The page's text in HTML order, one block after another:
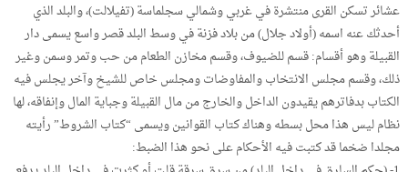
عشائر تسكن القرى منتشرة في غربي وشمالي سجلماسة (تفيلالت)، والبلد الذي
أحدثك عنه اسمه (أولاد جلال) من بلاد فزنة في وسط البلد قصر واسع يسمى دار
القبيلة وهو أقسام: قسم للضيوف، وقسم مخازن الطعام من حب وتمر وسمن وغير
ذلك، وقسم مجلس الانتخاب والمفاوضات ومجلس خاص للشيخ وآخر يجلس فيه
الكتاب بدفاترهم يقيدون الداخل والخارج من مال القبيلة وجباية المال وإنفاقه، لها
نظام ليس هذا محل بسطه وهناك كتاب القوانين ويسمى “كتاب الشروط” رأيته
مجلدا ضخما قد كتبت فيه الأحكام على نحو هذا الضبط: